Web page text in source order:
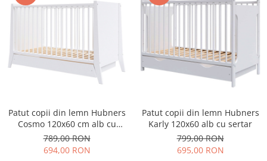
Patut copii din lemn Hubners
Cosmo 120x60 cm alb cu
sertar
789,00 RON
694,00 RON
Patut copii din lemn Hubners
Karly 120x60 alb cu sertar
799,00 RON
695,00 RON